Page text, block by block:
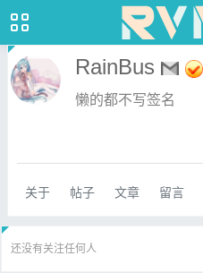
RainBus
懒的都不写签名
关于 帖子 文章 留言
还没有关注任何人